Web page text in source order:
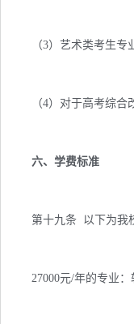
（3）艺术类考生专业
（4）对于高考综合改
六、学费标准
第十九条 以下为我校
27000元/年的专业：